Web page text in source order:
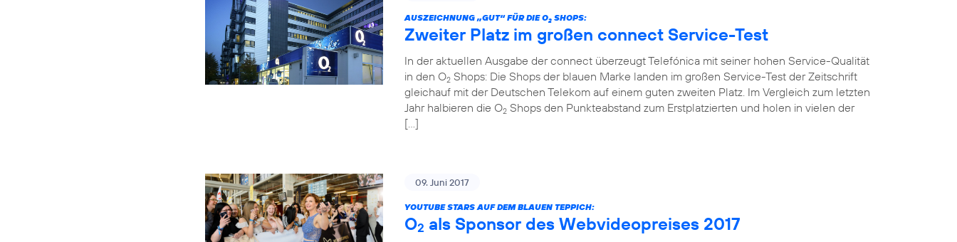
AUSZEICHNUNG „GUT“ FÜR DIE O2 SHOPS:
Zweiter Platz im großen connect Service-Test
In der aktuellen Ausgabe der connect überzeugt Telefónica mit seiner hohen Service-Qualität
in den O2 Shops: Die Shops der blauen Marke landen im großen Service-Test der Zeitschrift
gleichauf mit der Deutschen Telekom auf einem guten zweiten Platz. Im Vergleich zum letzten
Jahr halbieren die O2 Shops den Punkteabstand zum Erstplatzierten und holen in vielen der
[…]
09. Juni 2017
YOUTUBE STARS AUF DEM BLAUEN TEPPICH:
O2 als Sponsor des Webvideopreises 2017